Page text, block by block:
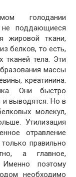
голодании
не поддающиеся
жировой ткани,
белков, то есть,
тканей тела. Эти
массы
креатинина.
Они быстро
и выводятся. Но в
молекул,
Утилизация
отравление
правильно
а главное,
поэтому
необходимо